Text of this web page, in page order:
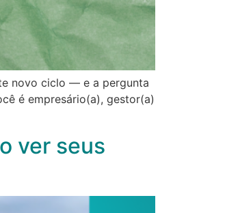
novo ciclo — e a pergunta
é empresário(a), gestor(a)
ver seus